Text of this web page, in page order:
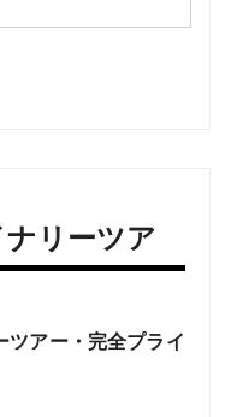
リーツア
ツアー・完全プライ